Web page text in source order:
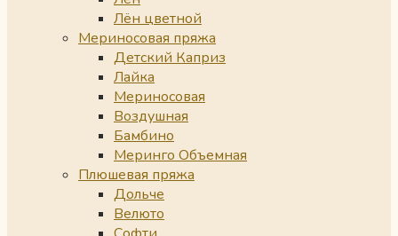
Лён цветной
Мериносовая пряжа
Детский Каприз
Лайка
Мериносовая
Воздушная
Бамбино
Меринго Объемная
Плюшевая пряжа
Дольче
Велюто